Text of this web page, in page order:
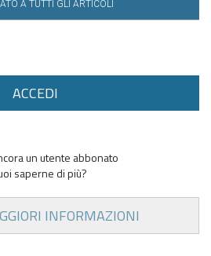
A TUTTI GLI ARTICOLI
ACCEDI
un utente abbonato
saperne di più?
INFORMAZIONI